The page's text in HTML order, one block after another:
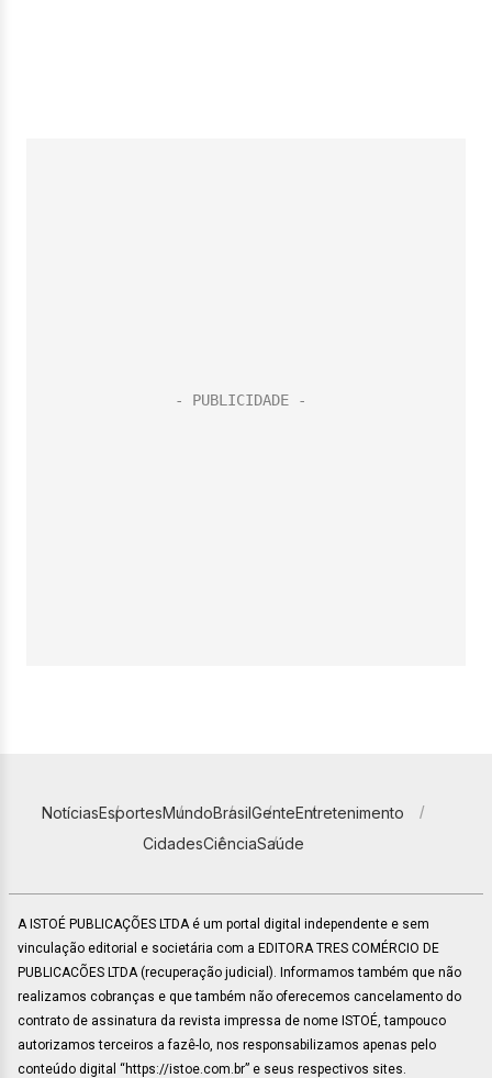
NotíciasEsportesMundoBrasilGenteEntretenimento
CidadesCiênciaSaúde
A ISTOÉ PUBLICAÇÕES LTDA é um portal digital independente e sem
vinculação editorial e societária com a EDITORA TRES COMÉRCIO DE
PUBLICACÕES LTDA (recuperação judicial). Informamos também que não
realizamos cobranças e que também não oferecemos cancelamento do
contrato de assinatura da revista impressa de nome ISTOÉ, tampouco
autorizamos terceiros a fazê-lo, nos responsabilizamos apenas pelo
conteúdo digital “https://istoe.com.br” e seus respectivos sites.